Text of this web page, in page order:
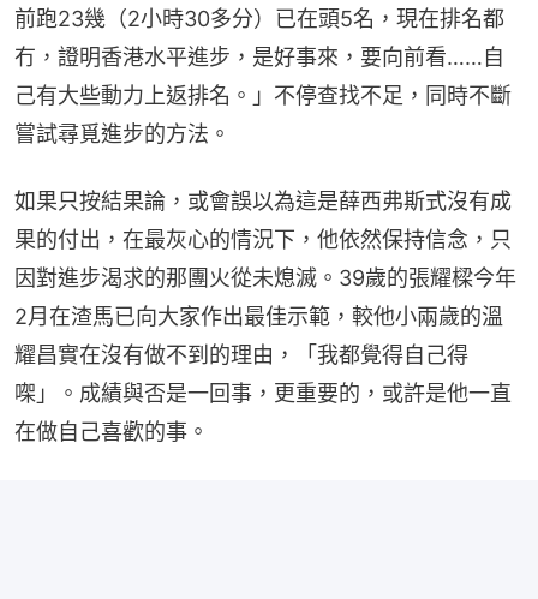
前跑23幾（2小時30多分）已在頭5名，現在排名都
冇，證明香港水平進步，是好事來，要向前看……自
己有大些動力上返排名。」不停查找不足，同時不斷
嘗試尋覓進步的方法。
如果只按結果論，或會誤以為這是薛西弗斯式沒有成
果的付出，在最灰心的情況下，他依然保持信念，只
因對進步渴求的那團火從未熄滅。39歲的張耀樑今年
2月在渣馬已向大家作出最佳示範，較他小兩歲的溫
耀昌實在沒有做不到的理由，「我都覺得自己得
㗎」。成績與否是一回事，更重要的，或許是他一直
在做自己喜歡的事。